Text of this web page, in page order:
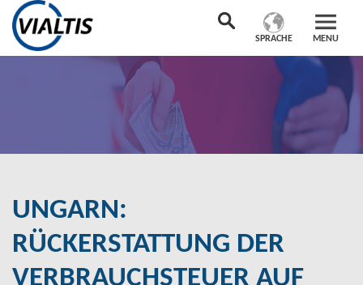
MENU
SPRACHE
UNGARN:
RÜCKERSTATTUNG DER
VERBRAUCHSTEUER AUF